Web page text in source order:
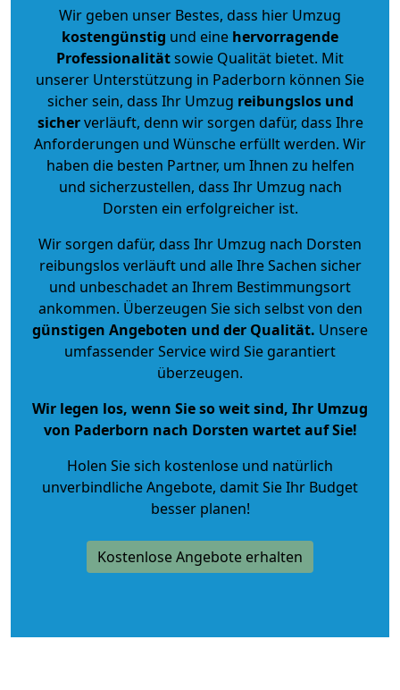
Wir geben unser Bestes, dass hier Umzug
kostengünstig und eine hervorragende
Professionalitätsowie Qualität bietet. Mit
unserer Unterstützung in Paderborn können Sie
sicher sein, dass Ihr Umzug reibungslos und
sicherverläuft, denn wir sorgen dafür, dass Ihre
Anforderungen und Wünsche erfüllt werden. Wir
haben die besten Partner, um Ihnen zu helfen
und sicherzustellen, dass Ihr Umzug nach
Dorsten ein erfolgreicher ist.
Wir sorgen dafür, dass Ihr Umzug nach Dorsten
reibungslos verläuft und alle Ihre Sachen sicher
und unbeschadet an Ihrem Bestimmungsort
ankommen. Überzeugen Sie sich selbst von den
günstigen Angeboten und der Qualität. Unsere
umfassender Service wird Sie garantiert
überzeugen.
Wir legen los, wenn Sie so weit sind, Ihr Umzug
von Paderborn nach Dorsten wartet auf Sie!
Holen Sie sich kostenlose und natürlich
unverbindliche Angebote, damit Sie Ihr Budget
besser planen!
Kostenlose Angebote erhalten